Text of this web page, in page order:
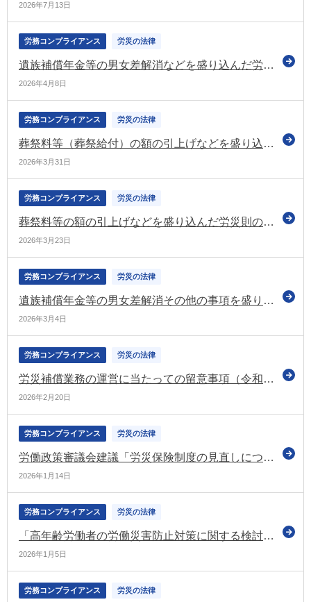
2026年7月13日
労務コンプライアンス 労災の法律
遺族補償年金等の男女差解消などを盛り込んだ労災保険法等の改正法案 国会に提出
2026年4月8日
労務コンプライアンス 労災の法律
葬祭料等（葬祭給付）の額の引上げなどを盛り込んだ労働者災害補償保険法施行規則などの一部改正省令 官報に公布
2026年3月31日
労務コンプライアンス 労災の法律
葬祭料等の額の引上げなどを盛り込んだ労災則の改正案要綱 おおむね妥当と答申（労政審の労災保険部会）
2026年3月23日
労務コンプライアンス 労災の法律
遺族補償年金等の男女差解消その他の事項を盛り込んだ労災保険法等の一部改正法案要綱 労政審の労災保険部会がおおむね妥当と答申
2026年3月4日
労務コンプライアンス 労災の法律
労災補償業務の運営に当たっての留意事項（令和8年度）を通知（厚労省）
2026年2月20日
労務コンプライアンス 労災の法律
労働政策審議会建議「労災保険制度の見直しについて」を公表 遺族年金の男女差の解消などを提言
2026年1月14日
労務コンプライアンス 労災の法律
「高年齢労働者の労働災害防止対策に関する検討会」が報告書を公表（厚労省）
2026年1月5日
労務コンプライアンス 労災の法律